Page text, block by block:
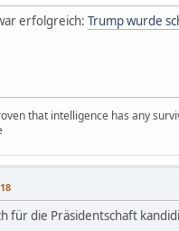
erfolgreich: Trump wurde
that intelligence has any
für die Präsidentschaft